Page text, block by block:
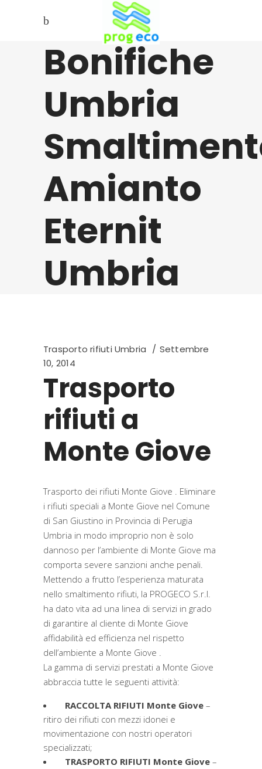
Bonifiche
Umbria
Amianto
Eternit
Umbria
Trasporto rifiuti Umbria
Settembre
10, 2014
Trasporto
rifiuti a
Monte Giove
Trasporto dei rifiuti Monte Giove . Eliminare
i rifiuti speciali a Monte Giove nel Comune
di San Giustino in Provincia di Perugia
Umbria in modo improprio non è solo
dannoso per l’ambiente di Monte Giove ma
comporta severe sanzioni anche penali.
Mettendo a frutto l’esperienza maturata
nello smaltimento rifiuti, la PROGECO S.r.l.
ha dato vita ad una linea di servizi in grado
di garantire al cliente di Monte Giove
affidabilità ed efficienza nel rispetto
dell’ambiente a Monte Giove .
La gamma di servizi prestati a Monte Giove
abbraccia tutte le seguenti attività:
RACCOLTA RIFIUTI Monte Giove –
ritiro dei rifiuti con mezzi idonei e
movimentazione con nostri operatori
specializzati;
TRASPORTO RIFIUTI Monte Giove –